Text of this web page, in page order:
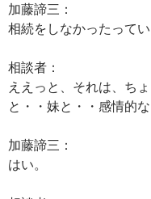
加藤諦三：
相続をしなかったって
相談者：
ええっと、それは、ち
と・・妹と・・感情的
加藤諦三：
はい。